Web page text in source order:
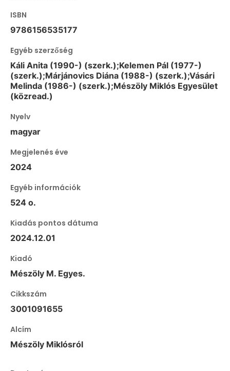
ISBN
9786156535177
Egyéb szerzőség
Káli Anita (1990-) (szerk.);Kelemen Pál (1977-)
(szerk.);Márjánovics Diána (1988-) (szerk.);Vásári
Melinda (1986-) (szerk.);Mészöly Miklós Egyesület
(közread.)
Nyelv
magyar
Megjelenés éve
2024
Egyéb információk
524 o.
Kiadás pontos dátuma
2024.12.01
Kiadó
Mészöly M. Egyes.
Cikkszám
3001091655
Alcím
Mészöly Miklósról